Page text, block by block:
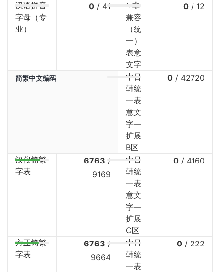
汉语拼音
字母（专
业）
0 / 41
⤷非
兼容
（统
一）
表意
文字
0 / 12
简繁中文编码
中日
韩统
一表
意文
字—
扩展
B区
0 / 42720
汉仪简繁
字表
6763 /
9169
中日
韩统
一表
意文
字—
扩展
C区
0 / 4160
方正简繁
字表
6763 /
9664
中日
韩统
一表
0 / 222